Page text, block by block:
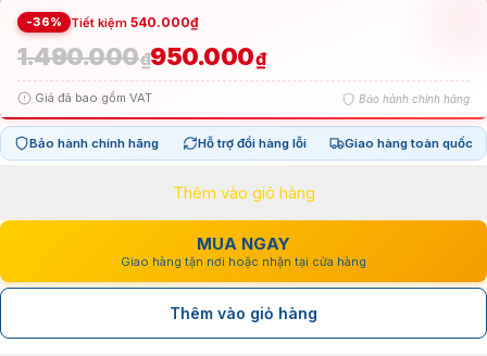
-36% Tiết kiệm540.000₫
1.490.000₫
Giá
gốc
là:
1.490.000₫.
950.000₫
Giá
hiện
tại
950.000₫.
Giá đã bao gồm VAT Bảo hành chính hãng
Bảo hành chính hãng Hỗ trợ đổi hàng lỗi Giao hàng toàn quốc
Thêm vào giỏ hàng
MUA NGAY
Giao hàng tận nơi hoặc nhận tại cửa hàng
Thêm vào giỏ hàng